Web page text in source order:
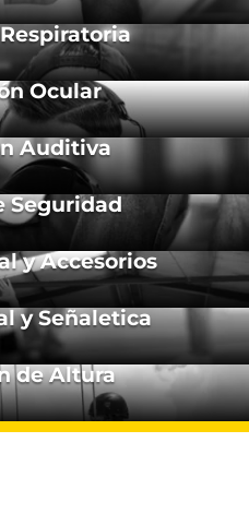
Ocular
Auditiva
Seguridad
y Accesorios
y Señaletica
de Altura